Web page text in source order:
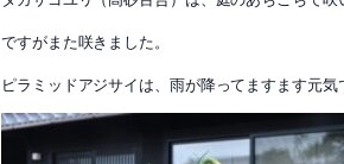
ですがまた咲きました。
ピラミッドアジサイは、雨が降ってますます元気